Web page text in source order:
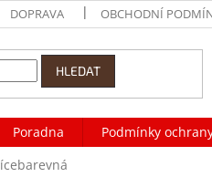
DOPRAVA OBCHODNÍ
HLEDAT
Poradna Podmínky